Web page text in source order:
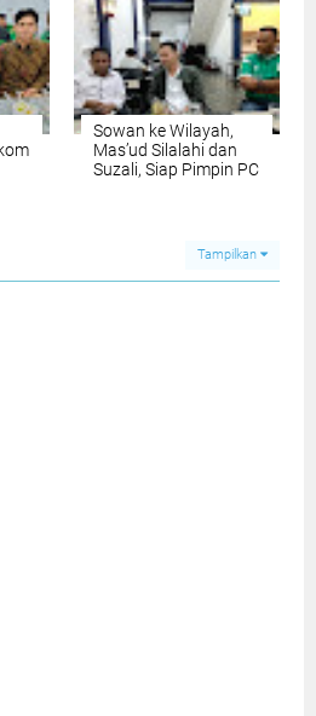
Sowan ke Wilayah,
Mas’ud Silalahi dan
Suzali, Siap Pimpin PC
Tampilkan